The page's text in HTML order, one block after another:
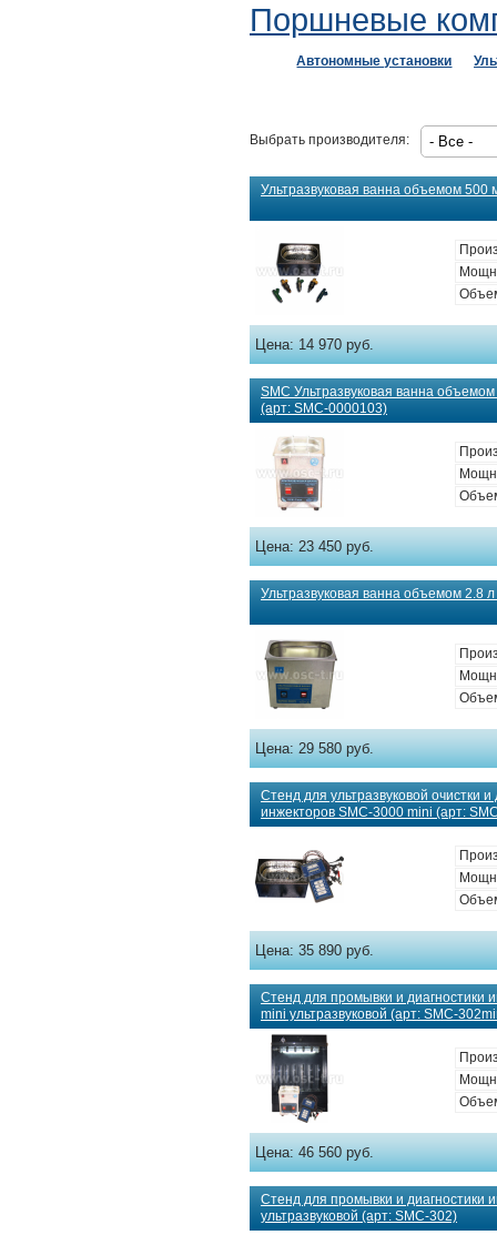
Поршневые
Автономные установки
Выбрать производителя:
Ультразвуковая ванна объемом 500
Цена:14 970 руб.
SMC Ультразвуковая ванна
(арт: SMC-0000103)
Цена:23 450 руб.
Ультразвуковая ванна объемом 2.8
Цена:29 580 руб.
Стенд для ультразвуковой очистки и
инжекторов SMC-3000 mini (арт:
Цена:35 890 руб.
Стенд для промывки и диагностики
mini ультразвуковой (арт: SMC-
Цена:46 560 руб.
Стенд для промывки и диагностики
ультразвуковой (арт: SMC-302)